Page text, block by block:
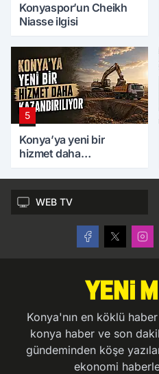
Konyaspor’un Cheikh
Niasse ilgisi
5
Konya’ya yeni bir
hizmet daha
WEB TV
Konya'nın en köklü
konya haber ve son
gündeminden köşe
ekonomi